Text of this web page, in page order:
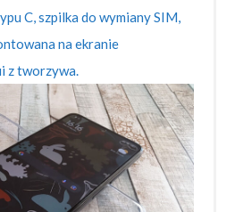
C, szpilka do wymiany SIM,
na ekranie
z tworzywa.